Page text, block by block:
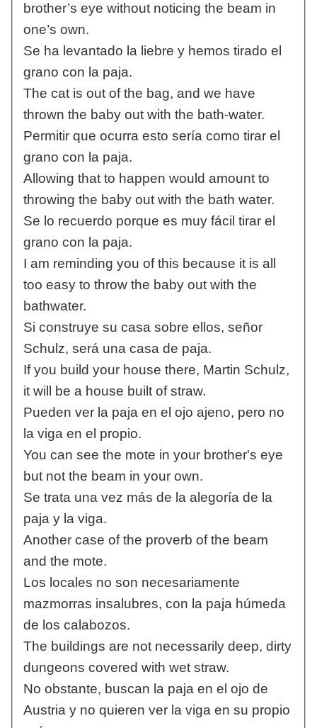
brother’s eye without noticing the beam in
one’s own.
Se ha levantado la liebre y hemos tirado el
grano con la paja.
The cat is out of the bag, and we have
thrown the baby out with the bath-water.
Permitir que ocurra esto sería como tirar el
grano con la paja.
Allowing that to happen would amount to
throwing the baby out with the bath water.
Se lo recuerdo porque es muy fácil tirar el
grano con la paja.
I am reminding you of this because it is all
too easy to throw the baby out with the
bathwater.
Si construye su casa sobre ellos, señor
Schulz, será una casa de paja.
If you build your house there, Martin Schulz,
it will be a house built of straw.
Pueden ver la paja en el ojo ajeno, pero no
la viga en el propio.
You can see the mote in your brother's eye
but not the beam in your own.
Se trata una vez más de la alegoría de la
paja y la viga.
Another case of the proverb of the beam
and the mote.
Los locales no son necesariamente
mazmorras insalubres, con la paja húmeda
de los calabozos.
The buildings are not necessarily deep, dirty
dungeons covered with wet straw.
No obstante, buscan la paja en el ojo de
Austria y no quieren ver la viga en su propio